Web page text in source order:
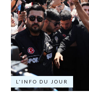
L'INFO DU JOUR